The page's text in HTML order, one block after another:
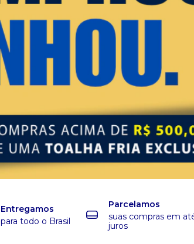
Entregamos
para todo o Brasil
Parcelamos
suas compras em
juros